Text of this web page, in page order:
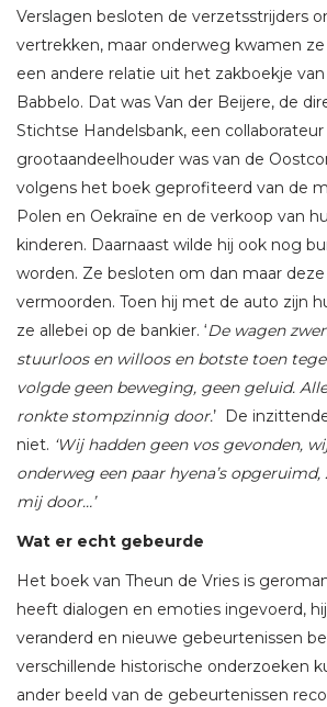
Verslagen besloten de verzetsstrijders
vertrekken, maar onderweg kwamen
een andere relatie uit het zakboekje
Babbelo. Dat was Van der Beijere, de
Stichtse Handelsbank, een collaborateur
grootaandeelhouder was van de
volgens het boek geprofiteerd van de
Polen en Oekraïne en de verkoop van
kinderen. Daarnaast wilde hij ook nog
worden. Ze besloten om dan maar
vermoorden. Toen hij met de auto zijn
ze allebei op de bankier. ‘De wagen
stuurloos en willoos en botste toen
volgde geen beweging, geen geluid.
ronkte stompzinnig door.’ De
niet. ‘Wij hadden geen vos gevonden,
onderweg een paar hyena’s
mij door…’
Wat er echt gebeurde
Het boek van Theun de Vries is
heeft dialogen en emoties ingevoerd,
veranderd en nieuwe gebeurtenissen
verschillende historische onderzoeken
ander beeld van de gebeurtenissen